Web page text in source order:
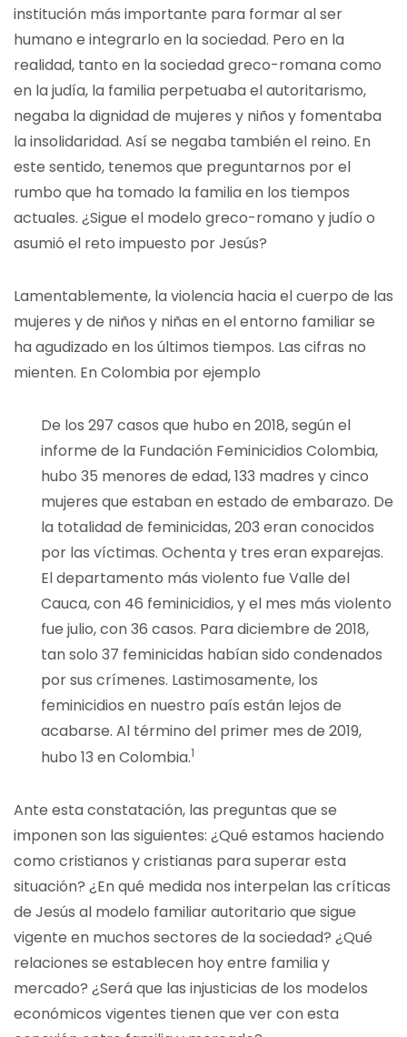
institución más importante para formar al ser
humano e integrarlo en la sociedad. Pero en la
realidad, tanto en la sociedad greco-romana como
en la judía, la familia perpetuaba el autoritarismo,
negaba la dignidad de mujeres y niños y fomentaba
la insolidaridad. Así se negaba también el reino. En
este sentido, tenemos que preguntarnos por el
rumbo que ha tomado la familia en los tiempos
actuales. ¿Sigue el modelo greco-romano y judío o
asumió el reto impuesto por Jesús?
Lamentablemente, la violencia hacia el cuerpo de las
mujeres y de niños y niñas en el entorno familiar se
ha agudizado en los últimos tiempos. Las cifras no
mienten. En Colombia por ejemplo
De los 297 casos que hubo en 2018, según el
informe de la Fundación Feminicidios Colombia,
hubo 35 menores de edad, 133 madres y cinco
mujeres que estaban en estado de embarazo. De
la totalidad de feminicidas, 203 eran conocidos
por las víctimas. Ochenta y tres eran exparejas.
El departamento más violento fue Valle del
Cauca, con 46 feminicidios, y el mes más violento
fue julio, con 36 casos. Para diciembre de 2018,
tan solo 37 feminicidas habían sido condenados
por sus crímenes. Lastimosamente, los
feminicidios en nuestro país están lejos de
acabarse. Al término del primer mes de 2019,
hubo 13 en Colombia.1
Ante esta constatación, las preguntas que se
imponen son las siguientes: ¿Qué estamos haciendo
como cristianos y cristianas para superar esta
situación? ¿En qué medida nos interpelan las críticas
de Jesús al modelo familiar autoritario que sigue
vigente en muchos sectores de la sociedad? ¿Qué
relaciones se establecen hoy entre familia y
mercado? ¿Será que las injusticias de los modelos
económicos vigentes tienen que ver con esta